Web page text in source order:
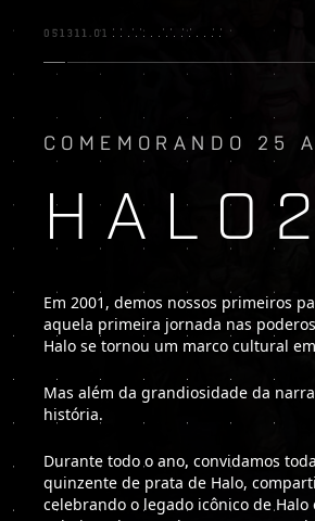
COMEMORANDO 25
Em 2001, demos nossos primeiros
aquela primeira jornada nas
Halo se tornou um marco cultural
Mas além da grandiosidade da
história.
Durante todo o ano, convidamos
quinzente de prata de Halo,
celebrando o legado icônico de